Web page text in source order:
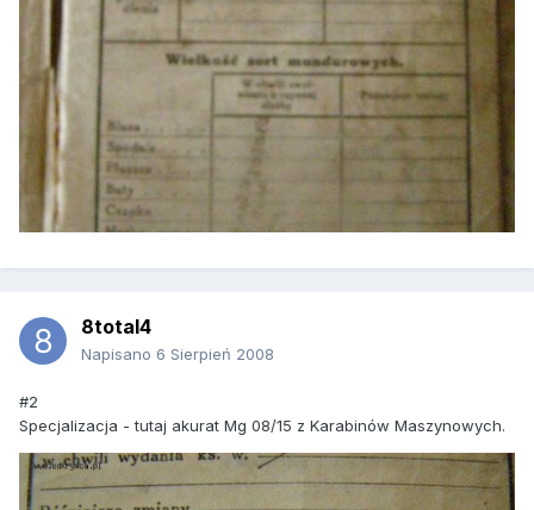
8total4
Napisano 6 Sierpień 2008
#2
Specjalizacja - tutaj akurat Mg 08/15 z Karabinów Maszynowych.